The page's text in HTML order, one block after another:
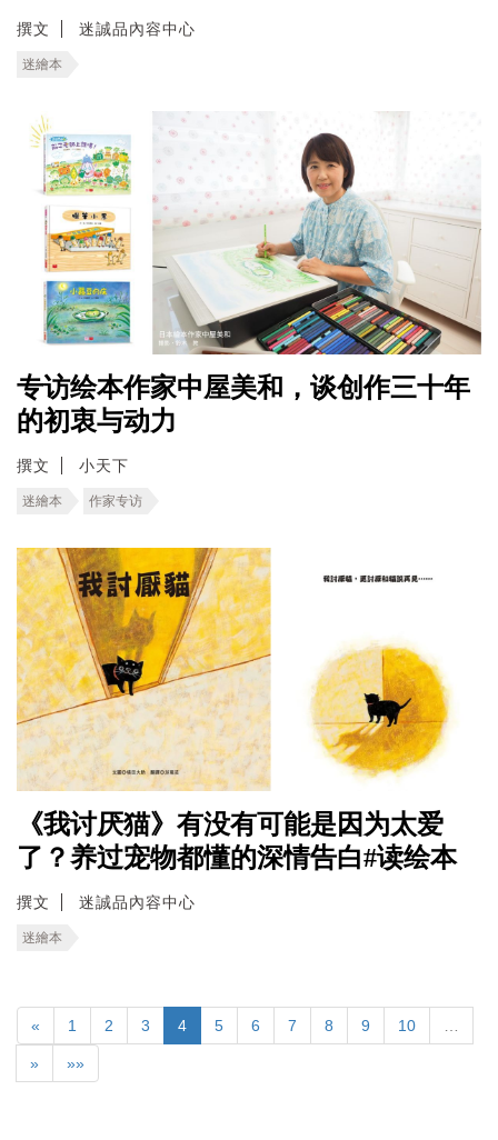
撰文 迷誠品內容中心
迷繪本
专访绘本作家中屋美和，谈创作三十年
的初衷与动力
撰文 小天下
迷繪本 作家专访
《我讨厌猫》有没有可能是因为太爱
了？养过宠物都懂的深情告白#读绘本
撰文 迷誠品內容中心
迷繪本
« 1 2 3 4 5 6 7 8 9 10
» »»